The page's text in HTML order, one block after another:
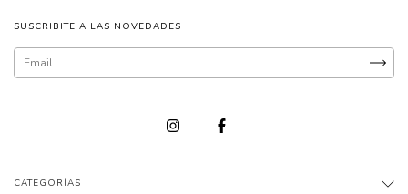
SUSCRIBITE A LAS NOVEDADES
CATEGORÍAS